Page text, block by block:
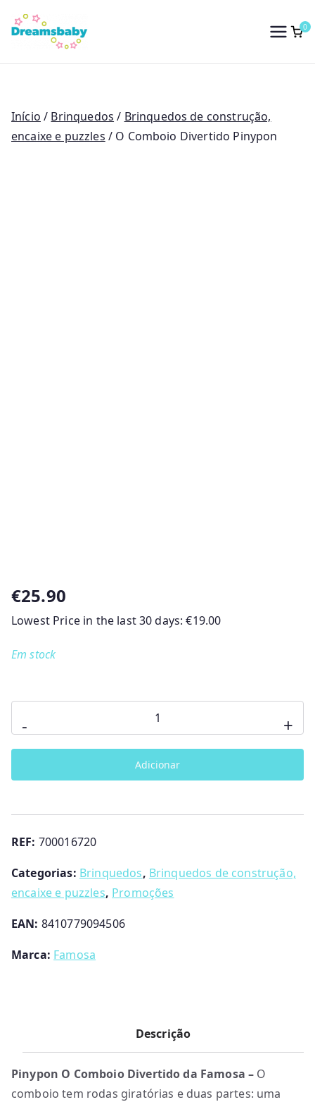
para
conteúdo
Dreams Baby
0
Início / Brinquedos / Brinquedos de construção,
encaixe e puzzles / O Comboio Divertido Pinypon
€25.90
Lowest Price in the last 30 days:€19.00
Em stock
-
de
O
+
Adicionar
REF: 700016720
Categorias: Brinquedos, Brinquedos de construção,
encaixe e puzzles, Promoções
EAN: 8410779094506
Marca: Famosa
Descrição
Pinypon O Comboio Divertido da Famosa – O
comboio tem rodas giratórias e duas partes: uma